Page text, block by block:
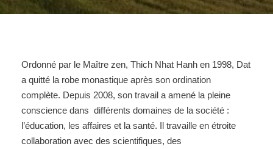
Ordonné par le Maître zen, Thich Nhat Hanh en 1998, Dat
a quitté la robe monastique après son ordination
complète. Depuis 2008, son travail a amené la pleine
conscience dans différents domaines de la société :
l’éducation, les affaires et la santé. Il travaille en étroite
collaboration avec des scientifiques, des